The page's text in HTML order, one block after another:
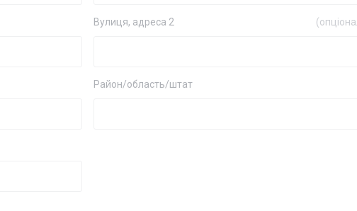
Вулиця, адреса 2
Район/область/штат